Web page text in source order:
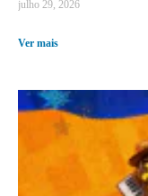
julho 29, 2026
Ver mais